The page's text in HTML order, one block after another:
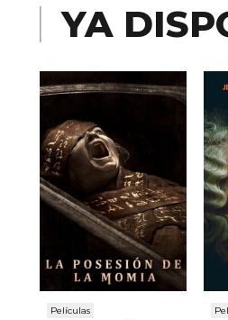
YA
Películas